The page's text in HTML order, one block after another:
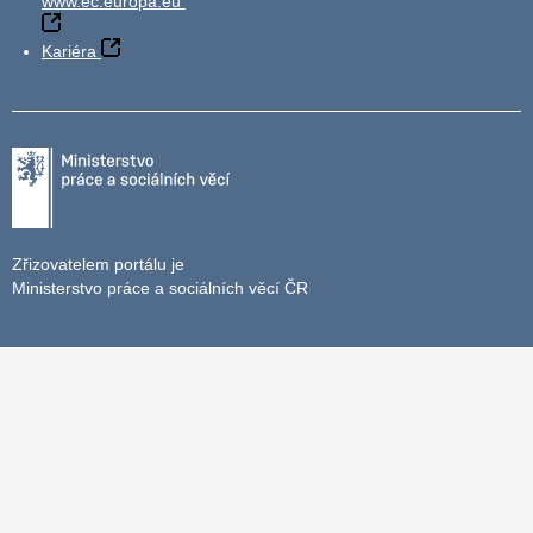
Kariéra
Zřizovatelem portálu je
Ministerstvo práce a sociálních věcí ČR